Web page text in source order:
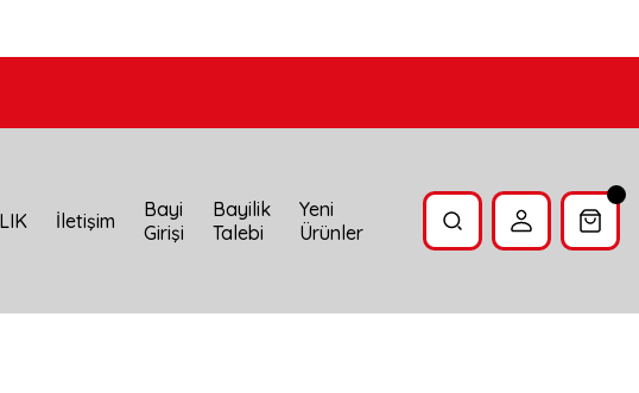
İletişim
Bayi
Girişi
Bayilik
Talebi
Yeni
Ürünler